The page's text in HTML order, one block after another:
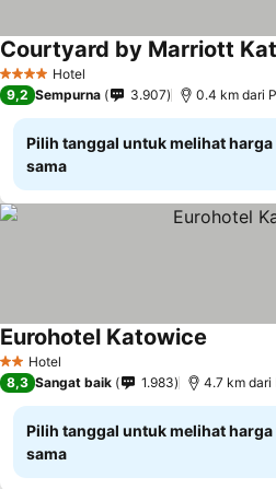
4 BintangHotel
Courtyard by Marriott
9,2 Sempurna 3.907 0.4 km dari
Pilih tanggal untuk melihat harga
sama
2 Bintang
Hotel
Eurohotel Katowice
8,3 Sangat baik 1.983 4.7 km dari
Pilih tanggal untuk melihat harga
sama